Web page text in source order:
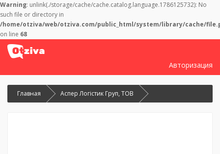
Warning: unlink(./storage/cache/cache.catalog.language.1786125732): No
such file or directory in
/home/otziva/web/otziva.com/public_html/system/library/cache/
on line 68
Авторизация
Главная Аспер Логістик Груп, ТОВ